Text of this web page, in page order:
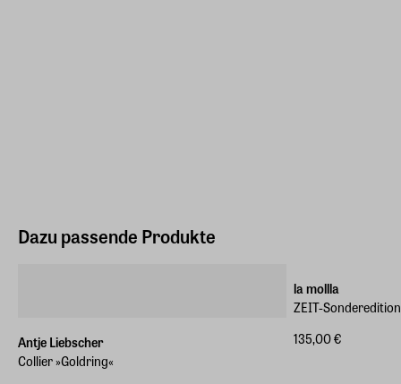
Dazu passende Produkte
Antje Liebscher
Collier »Goldring«
la mollla
ZEIT-
135,00 €